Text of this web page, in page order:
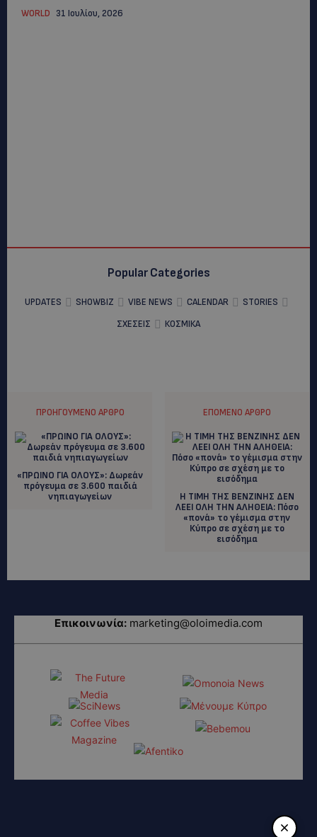
WORLD 31 Ιουλίου, 2026
Popular Categories
UPDATES SHOWBIZ VIBE NEWS CALENDAR
STORIES
ΣΧΕΣΕΙΣ
ΚΟΣΜΙΚΑ
ΠΡΟΗΓΟΎΜΕΝΟ ΆΡΘΡΟ
«ΠΡΩΙΝΟ ΓΙΑ ΟΛΟΥΣ»: Δωρεάν
πρόγευμα σε 3.600 παιδιά
νηπιαγωγείων
ΕΠΌΜΕΝΟ ΆΡΘΡΟ
Η ΤΙΜΗ ΤΗΣ ΒΕΝΖΙΝΗΣ ΔΕΝ
ΛΕΕΙ ΟΛΗ ΤΗΝ ΑΛΗΘΕΙΑ: Πόσο
«πονά» το γέμισμα στην
Κύπρο σε σχέση με το
εισόδημα
Επικοινωνία: marketing@oloimedia.com